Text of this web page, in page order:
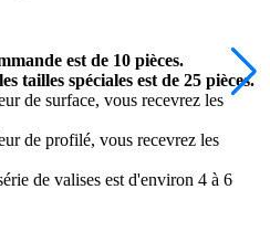
est de 10 pièces.
tailles spéciales est de 25 pièces.
de surface, vous recevrez les
de profilé, vous recevrez les
de valises est d'environ 4 à 6